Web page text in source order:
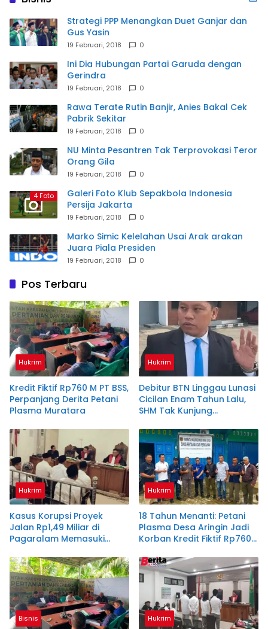
Strategi PPP Menangkan Duet Ganjar dan
Gus Yasin
19 Februari, 2018 0
Ini Dia Hubungan Partai Garuda dengan
Gerindra
19 Februari, 2018 0
Rawa Terate Rutin Banjir, Anies Bakal Cek
Pabrik Sekitar
19 Februari, 2018 0
NU Minta Pesantren Tak Terprovokasi Teror
Orang Gila
19 Februari, 2018 0
4 Foto
Galeri Foto Klub Sepakbola Indonesia
Persija Jakarta
19 Februari, 2018 0
Marko Simic Kelelahan Usai Arak arakan
Juara Piala Presiden
19 Februari, 2018 0
Pos Terbaru
Hukrim
Kredit Fiktif Rp760 M PT BSS,
Perpanjang Derita Petani
Plasma Muratara
Hukrim
Debitur BTN Linggau Lunasi
Cicilan Enam Tahun Lalu,
SHM Tak Kunjung
Hukrim
Kasus Korupsi Proyek
Jalan Rp1,49 Miliar di
Pagaralam Memasuki
Terdakwa Dituntut 2,5
Tahun Penjara
Hukrim
18 Tahun Menanti: Petani
Plasma Desa Aringin Jadi
Korban Kredit Fiktif Rp760
Bisnis Hukrim